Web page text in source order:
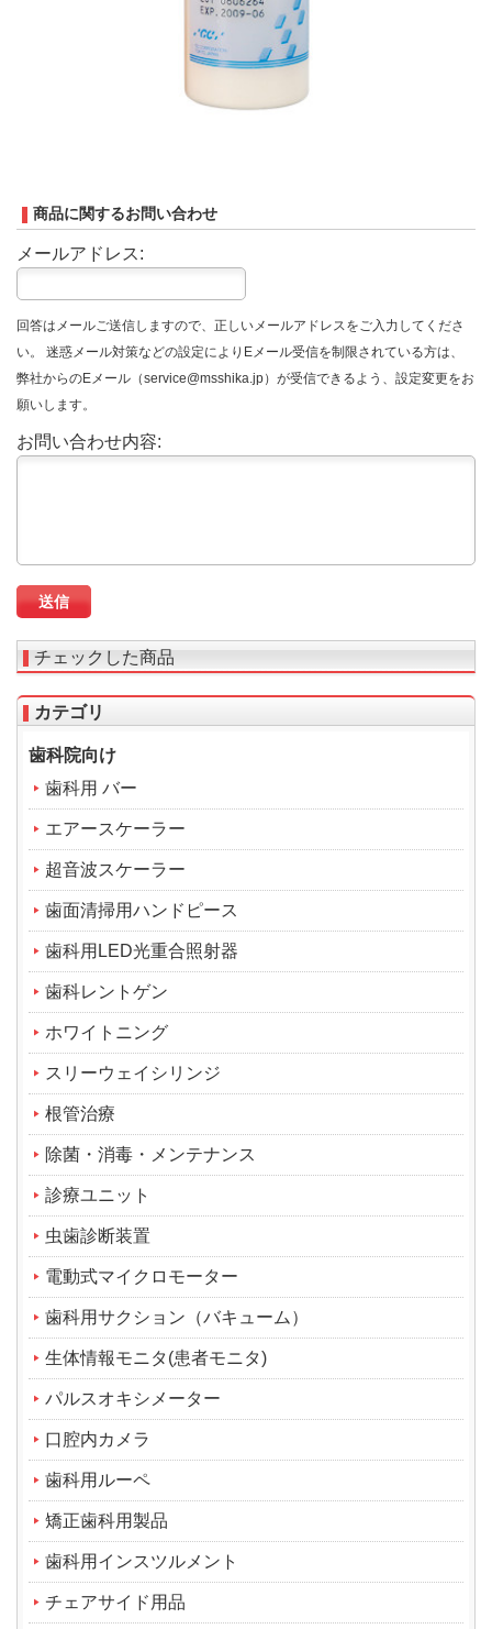
商品に関するお問い合わせ
メールアドレス:
回答はメールご送信しますので、正しいメールアドレスをご入力してくださ
い。 迷惑メール対策などの設定によりEメール受信を制限されている方は、
弊社からのEメール（service@msshika.jp）が受信できるよう、設定変更をお
願いします。
お問い合わせ内容:
チェックした商品
カテゴリ
歯科院向け
歯科用 バー
エアースケーラー
超音波スケーラー
歯面清掃用ハンドピース
歯科用LED光重合照射器
歯科レントゲン
ホワイトニング
スリーウェイシリンジ
根管治療
除菌・消毒・メンテナンス
診療ユニット
虫歯診断装置
電動式マイクロモーター
歯科用サクション（バキューム）
生体情報モニタ(患者モニタ)
パルスオキシメーター
口腔内カメラ
歯科用ルーペ
矯正歯科用製品
歯科用インスツルメント
チェアサイド用品